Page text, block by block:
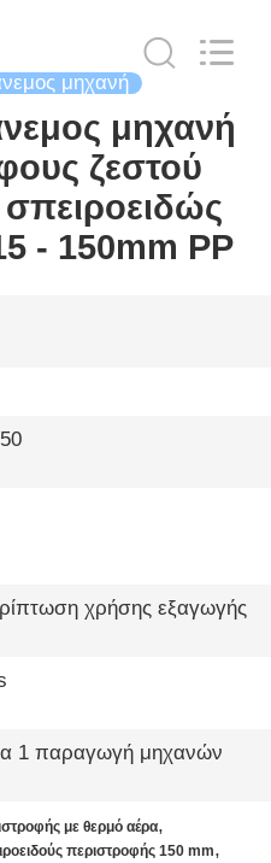
μηχανή
μηχανή
ζεστού
- 150mm PP
χρήσης εξαγωγής
1 παραγωγή μηχανών
με θερμό αέρα,
περιστροφής 150 mm,